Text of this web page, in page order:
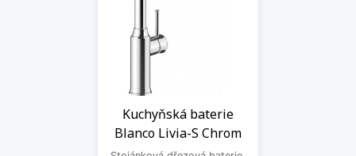
Kuchyňská baterie
Blanco Livia-S Chrom